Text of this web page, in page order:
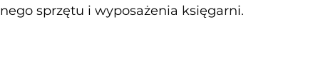
sprzętu i wyposażenia księgarni.